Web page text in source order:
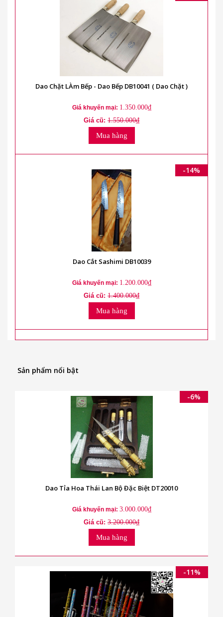
Dao Chặt LÀm Bếp - Dao Bếp DB10041 ( Dao Chặt )
Giá khuyến mại: 1.350.000₫
Giá cũ: 1.550.000₫
Mua hàng
-14%
Dao Cắt Sashimi DB10039
Giá khuyến mại: 1.200.000₫
Giá cũ: 1.400.000₫
Mua hàng
Sản phẩm nổi bật
-6%
Dao Tỉa Hoa Thái Lan Bộ Đặc Biệt DT20010
Giá khuyến mại: 3.000.000₫
Giá cũ: 3.200.000₫
Mua hàng
-11%